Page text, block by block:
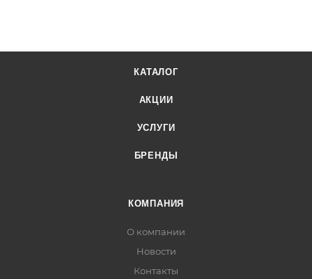
КАТАЛОГ
АКЦИИ
УСЛУГИ
БРЕНДЫ
КОМПАНИЯ
О компании
Новости
Контакты